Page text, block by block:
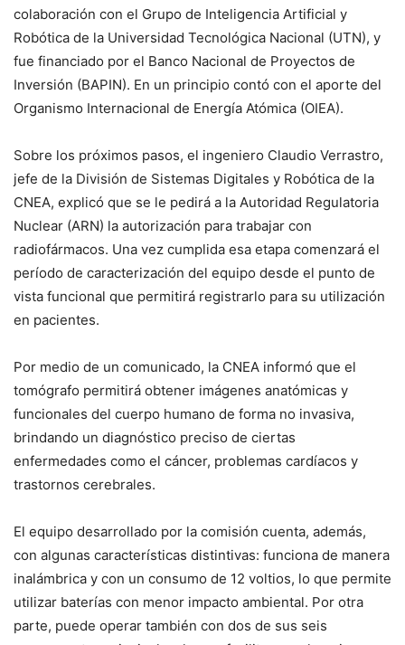
colaboración con el Grupo de Inteligencia Artificial y
Robótica de la Universidad Tecnológica Nacional (UTN), y
fue financiado por el Banco Nacional de Proyectos de
Inversión (BAPIN). En un principio contó con el aporte del
Organismo Internacional de Energía Atómica (OIEA).
Sobre los próximos pasos, el ingeniero Claudio Verrastro,
jefe de la División de Sistemas Digitales y Robótica de la
CNEA, explicó que se le pedirá a la Autoridad Regulatoria
Nuclear (ARN) la autorización para trabajar con
radiofármacos. Una vez cumplida esa etapa comenzará el
período de caracterización del equipo desde el punto de
vista funcional que permitirá registrarlo para su utilización
en pacientes.
Por medio de un comunicado, la CNEA informó que el
tomógrafo permitirá obtener imágenes anatómicas y
funcionales del cuerpo humano de forma no invasiva,
brindando un diagnóstico preciso de ciertas
enfermedades como el cáncer, problemas cardíacos y
trastornos cerebrales.
El equipo desarrollado por la comisión cuenta, además,
con algunas características distintivas: funciona de manera
inalámbrica y con un consumo de 12 voltios, lo que permite
utilizar baterías con menor impacto ambiental. Por otra
parte, puede operar también con dos de sus seis